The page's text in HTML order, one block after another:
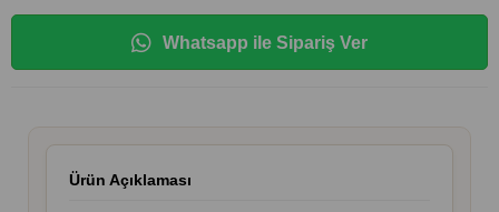
Whatsapp ile Sipariş Ver
Ürün Açıklaması